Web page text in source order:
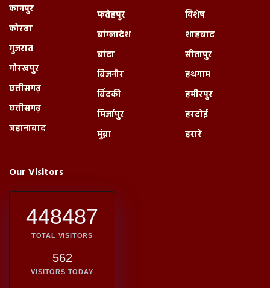
कानपुर
कोरबा
गुजरात
गोरखपुर
छत्तीसगढ़
छत्तीसगढ़
जहानाबाद
फतेहपुर
बांग्लादेश
बांदा
बिजनौर
बिंदकी
मिर्जापुर
मुंब्रा
विशेष
शाहबाद
सीतापुर
हथगाम
हमीरपुर
हरदोई
हरारे
Our Visitors
448487
TOTAL VISITORS
562
VISITORS TODAY